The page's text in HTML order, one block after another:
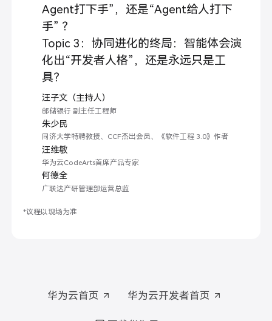
Agent打下手”，还是“Agent给人打下
手” ？
Topic 3：协同进化的终局：智能体会演
化出“开发者人格”，还是永远只是工
具？
汪子文（主持人）
邮储银行 副主任工程师
朱少民
同济大学特聘教授、CCF杰出会员、《软件工程 3.0》作者
汪维敏
华为云CodeArts首席产品专家
何德全
广联达产研管理部运营总监
*议程以现场为准
华为云首页 华为云开发者首页